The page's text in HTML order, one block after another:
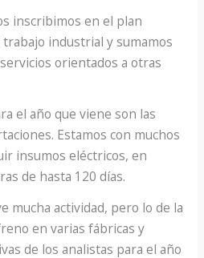
inscribimos en el plan
industrial y sumamos
orientados a otras
el año que viene son las
Estamos con muchos
insumos eléctricos, en
de hasta 120 días.
mucha actividad, pero lo de la
en varias fábricas y
de los analistas para el año